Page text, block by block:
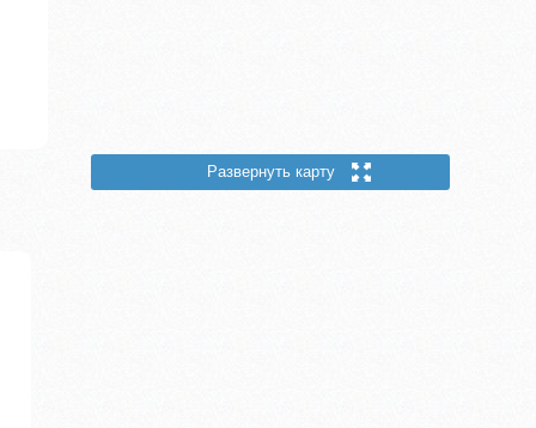
Развернуть карту